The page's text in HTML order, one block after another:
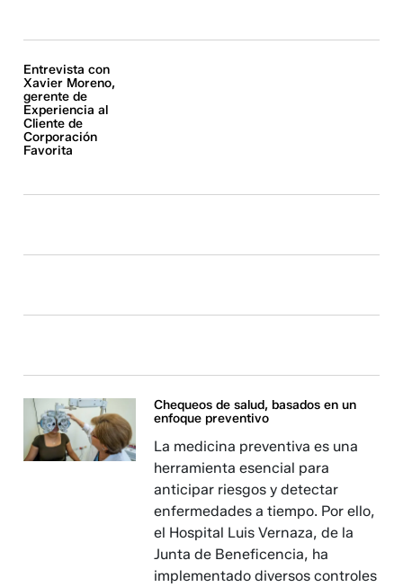
Entrevista con
Xavier Moreno,
gerente de
Experiencia al
Cliente de
Corporación
Favorita
Chequeos de salud, basados en un
enfoque preventivo
La medicina preventiva es una
herramienta esencial para
anticipar riesgos y detectar
enfermedades a tiempo. Por ello,
el Hospital Luis Vernaza, de la
Junta de Beneficencia, ha
implementado diversos controles